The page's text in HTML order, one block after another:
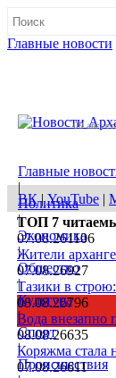
Главные новости
09
Главные
|
Политика
|
Экономика
|
Общество
|
Культура
|
Спорт
|
Происшествия
ВК|YouTube |
ТОП 7
07.08.261106
Жители
07.08.26927
Тазики в
08.08.26796
Вода внезапно
08.08.26635
Коряжма стала
07.08.26611